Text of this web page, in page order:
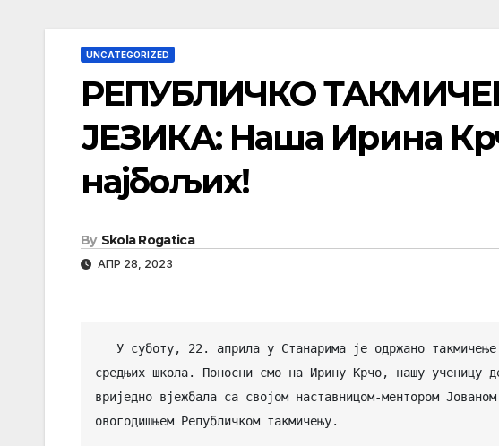
UNCATEGORIZED
РЕПУБЛИЧКО
ЈЕЗИКА: Наша Ирина
најбољих!
By Skola Rogatica
АПР 28, 2023
средњих школа. Поносни смо на Ирину Крчо, нашу ученицу
вриједно вјежбала са својом наставницом-ментором
овогодишњем Републичком такмичењу.